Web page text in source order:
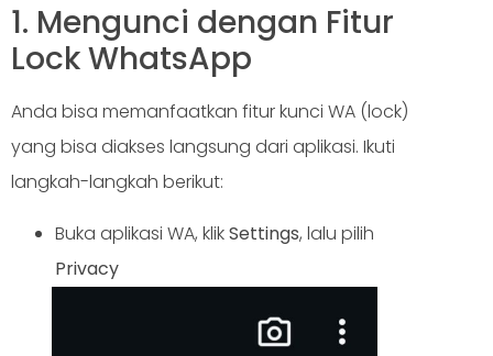
1. Mengunci dengan Fitur
Lock WhatsApp
Anda bisa memanfaatkan fitur kunci WA (lock)
yang bisa diakses langsung dari aplikasi. Ikuti
langkah-langkah berikut:
Buka aplikasi WA, klikSettings, lalu pilih
Privacy